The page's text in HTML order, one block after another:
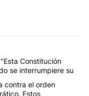
Constitución
se interrumpiere su
contra el orden
Estos